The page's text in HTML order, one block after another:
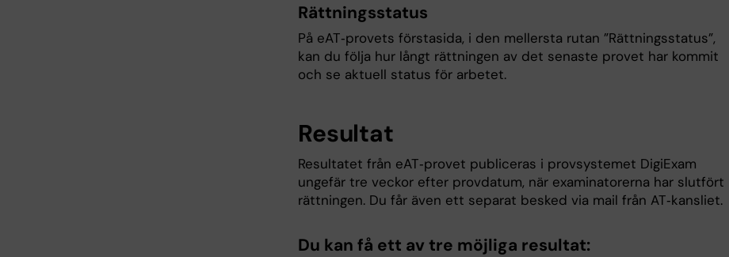
Rättningsstatus
På eAT‑provets förstasida, i den mellersta rutan ”Rättningsstatus”,
kan du följa hur långt rättningen av det senaste provet har kommit
och se aktuell status för arbetet.
Resultat
Resultatet från eAT‑provet publiceras i provsystemet DigiExam
ungefär tre veckor efter provdatum, när examinatorerna har slutfört
rättningen. Du får även ett separat besked via mail från AT‑kansliet.
Du kan få ett av tre möjliga resultat: